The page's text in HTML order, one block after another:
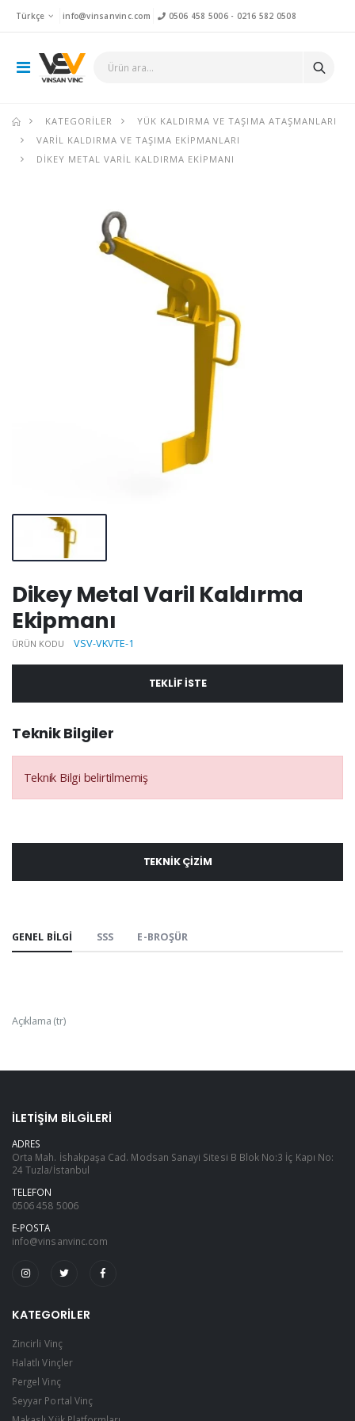
Türkçe info@vinsanvinc.com 0506 458 5006- 0216 582 0508
KATEGORILER
YÜK KALDIRMA VE TAŞIMA ATAŞMANLARI
VARIL KALDIRMA VE TAŞIMA EKIPMANLARI
DIKEY METAL VARIL KALDIRMA EKIPMANI
Dikey Metal Varil Kaldırma
Ekipmanı
ÜRÜN KODU VSV-VKVTE-1
TEKLIF ISTE
Teknik Bilgiler
Teknik Bilgi belirtilmemiş
TEKNIK ÇIZIM
GENEL BILGI SSS E-BROŞÜR
Açıklama (tr)
İLETIŞIM BILGILERI
ADRES
Orta Mah. İshakpaşa Cad. Modsan Sanayi Sitesi B Blok No:3 İç Kapı No:
24 Tuzla/İstanbul
TELEFON
0506 458 5006
E-POSTA
info@vinsanvinc.com
KATEGORILER
Zincirli Vinç
Halatlı Vinçler
Pergel Vinç
Seyyar Portal Vinç